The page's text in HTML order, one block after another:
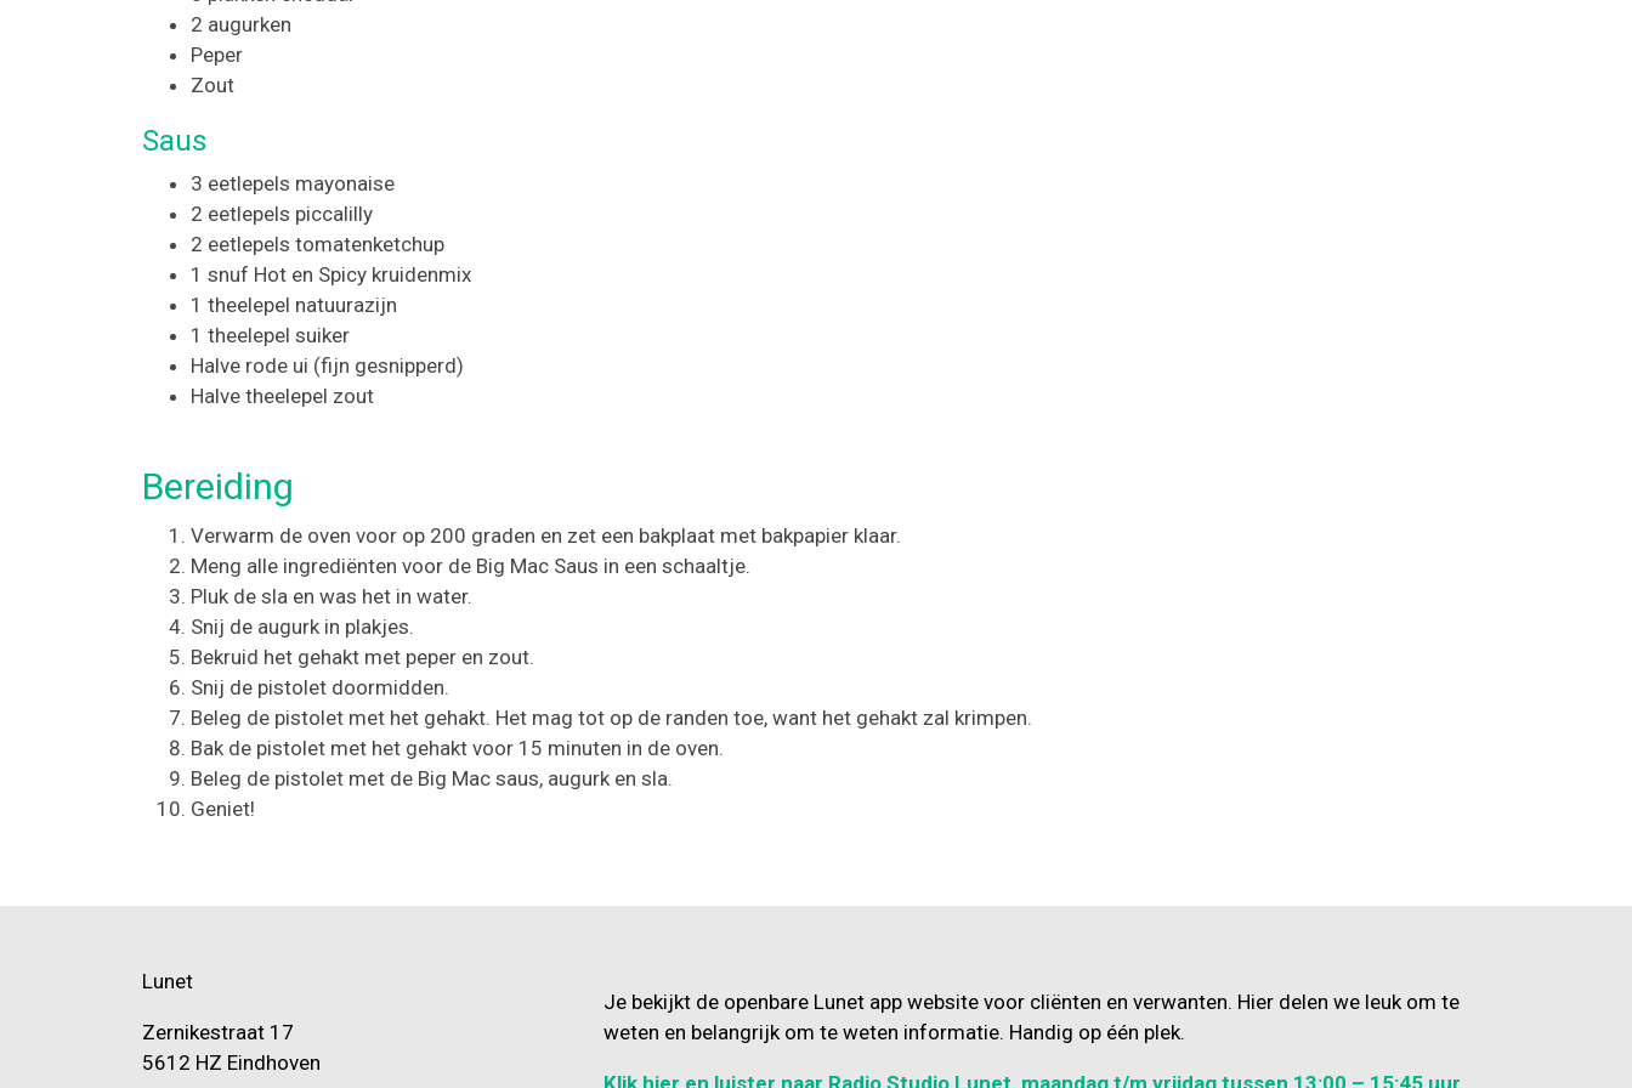
2 augurken
Peper
Zout
Saus
3 eetlepels mayonaise
2 eetlepels piccalilly
2 eetlepels tomatenketchup
1 snuf Hot en Spicy kruidenmix
1 theelepel natuurazijn
1 theelepel suiker
Halve rode ui (fijn gesnipperd)
Halve theelepel zout
Bereiding
Verwarm de oven voor op 200 graden en zet een bakplaat met bakpapier klaar.
Meng alle ingrediënten voor de Big Mac Saus in een schaaltje.
Pluk de sla en was het in water.
Snij de augurk in plakjes.
Bekruid het gehakt met peper en zout.
Snij de pistolet doormidden.
Beleg de pistolet met het gehakt. Het mag tot op de randen toe, want het gehakt zal krimpen.
Bak de pistolet met het gehakt voor 15 minuten in de oven.
Beleg de pistolet met de Big Mac saus, augurk en sla.
Geniet!
Lunet
Zernikestraat 17
5612 HZ Eindhoven
Je bekijkt de openbare Lunet app website voor cliënten en verwanten. Hier delen we leuk om te
weten en belangrijk om te weten informatie. Handig op één plek.
Klik hier en luister naar Radio Studio Lunet, maandag t/m vrijdag tussen 13:00 – 15:45 uur.